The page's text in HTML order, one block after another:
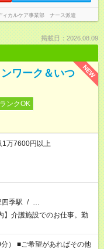
ィカルケア事業部 ナース派遣
掲載日：2026.08.09
NEW
ワーク＆いつ
ンクOK
万7600円以上
四季駅 / …
】介護施設でのお仕事。勤
の他